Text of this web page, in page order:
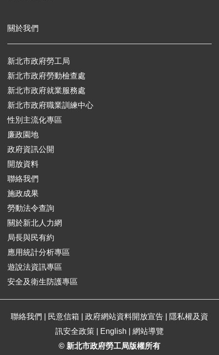
關於我們
新北市政府勞工局
新北市政府勞動檢查處
新北市政府就業服務處
新北市政府職業訓練中心
性別主流化專區
廉政園地
政府資訊公開
開放資料
聯絡我們
施政成果
勞動法令查詢
關於新北人力網
局長與民有約
應用統計分析專區
遊說法資訊專區
安全及衛生防護專區
聯絡我們 民意信箱 政府網站資料開放宣告
隱私權及資
訊安全政策
English
網站導覽
© 新北市政府勞工局版權所有